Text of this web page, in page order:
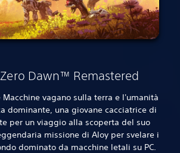
Dawn™ Remastered
Macchine vagano sulla terra e l'umanità
dominante, una giovane cacciatrice di
per un viaggio alla scoperta del suo
missione di Aloy per svelare i
dominato da macchine letali su PC.